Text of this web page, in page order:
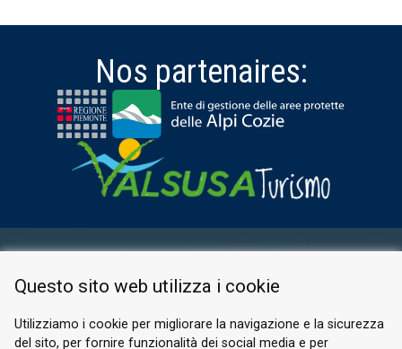
Nos partenaires:
PRIVACY POLICY
Questo sito web utilizza i cookie
Utilizziamo i cookie per migliorare la navigazione e la sicurezza
del sito, per fornire funzionalità dei social media e per